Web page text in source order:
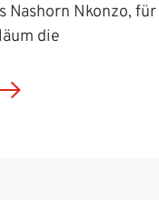
Nashorn Nkonzo,
die